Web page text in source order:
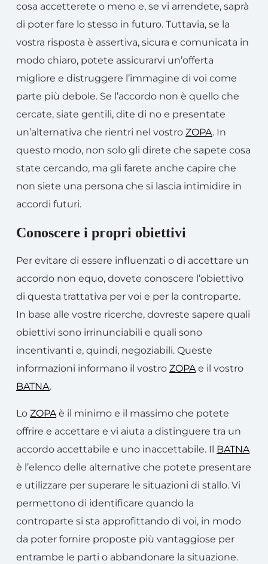
cosa accetterete o meno e, se vi arrendete, saprà
di poter fare lo stesso in futuro. Tuttavia, se la
vostra risposta è assertiva, sicura e comunicata in
modo chiaro, potete assicurarvi un’offerta
migliore e distruggere l’immagine di voi come
parte più debole. Se l’accordo non è quello che
cercate, siate gentili, dite di no e presentate
un’alternativa che rientri nel vostro ZOPA. In
questo modo, non solo gli direte che sapete cosa
state cercando, ma gli farete anche capire che
non siete una persona che si lascia intimidire in
accordi futuri.
Conoscere i propri obiettivi
Per evitare di essere influenzati o di accettare un
accordo non equo, dovete conoscere l’obiettivo
di questa trattativa per voi e per la controparte.
In base alle vostre ricerche, dovreste sapere quali
obiettivi sono irrinunciabili e quali sono
incentivanti e, quindi, negoziabili. Queste
informazioni informano il vostro ZOPAe il vostro
BATNA.
Lo ZOPAè il minimo e il massimo che potete
offrire e accettare e vi aiuta a distinguere tra un
accordo accettabile e uno inaccettabile. Il BATNA
è l’elenco delle alternative che potete presentare
e utilizzare per superare le situazioni di stallo. Vi
permettono di identificare quando la
controparte si sta approfittando di voi, in modo
da poter fornire proposte più vantaggiose per
entrambe le parti o abbandonare la situazione.